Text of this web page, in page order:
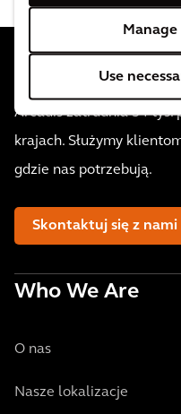
Use
Arcadis zatrudnia 34 tys.
krajach. Służymy
gdzie nas potrzebują.
Skontaktuj się z nami
Who We Are
O nas
Nasze lokalizacje